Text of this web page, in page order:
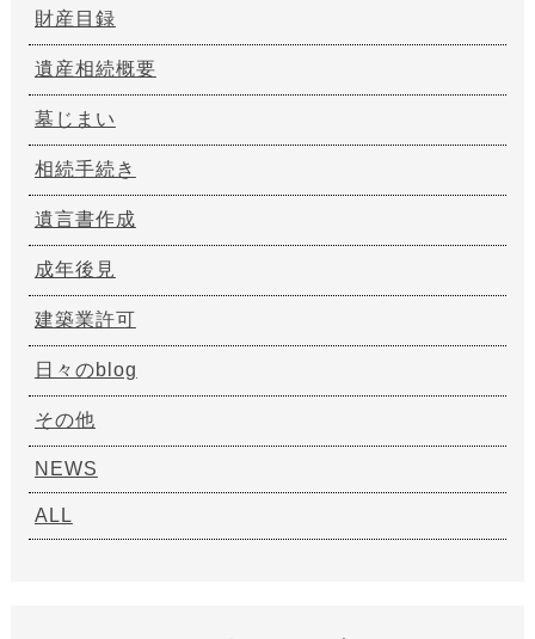
財産目録
遺産相続概要
墓じまい
相続手続き
遺言書作成
成年後見
建築業許可
日々のblog
その他
NEWS
ALL